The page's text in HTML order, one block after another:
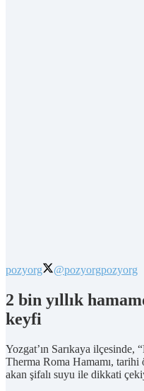
pozyorg @pozyorgpozyorg
2 bin yıllık
keyfi
Yozgat’ın Sarıkaya ilçesinde,
Therma Roma Hamamı,
akan şifalı suyu ile dikkati